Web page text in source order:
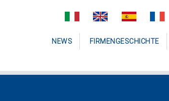
NEWS FIRMENGESCHICHTE